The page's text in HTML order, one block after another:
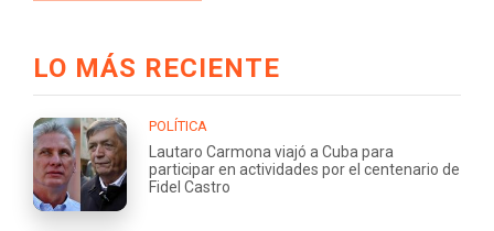
LO MÁS RECIENTE
POLÍTICA
Lautaro Carmona viajó a Cuba para
participar en actividades por el centenario de
Fidel Castro